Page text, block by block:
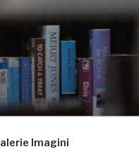
Imagini